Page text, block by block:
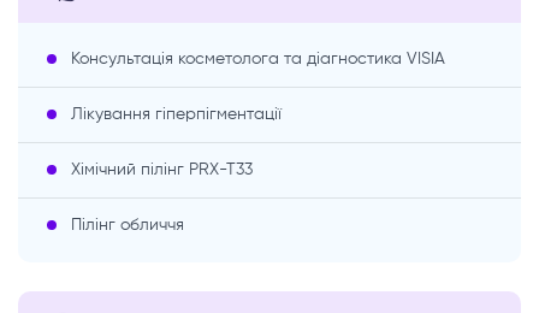
Консультація косметолога та діагностика VISIA
Лікування гіперпігментації
Хімічний пілінг PRX-T33
Пілінг обличчя